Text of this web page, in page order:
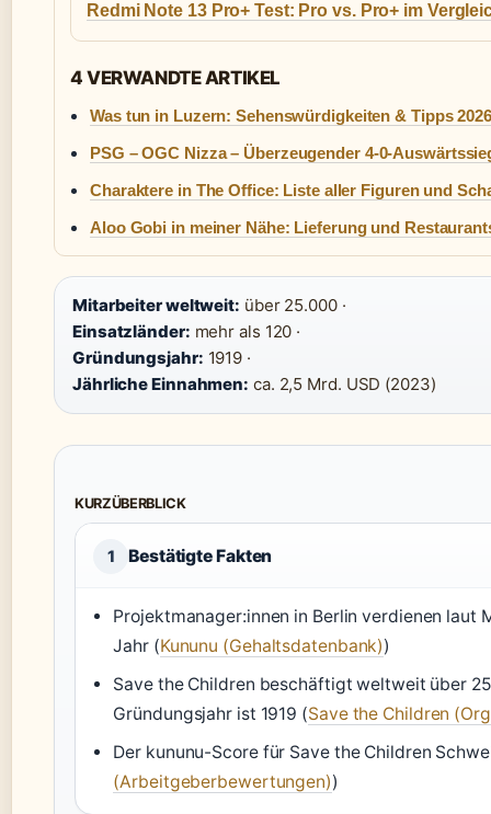
Redmi Note 13 Pro+ Test: Pro vs. Pro+ im
4 VERWANDTE ARTIKEL
Was tun in Luzern: Sehenswürdigkeiten & Tipps 2026
PSG – OGC Nizza – Überzeugender 4-0-
Charaktere in The Office: Liste aller Figuren und
Aloo Gobi in meiner Nähe: Lieferung und
Mitarbeiter weltweit: über 25.000 ·
Einsatzländer: mehr als 120 ·
Gründungsjahr: 1919 ·
Jährliche Einnahmen: ca. 2,5 Mrd. USD (2023)
KURZÜBERBLICK
1 Bestätigte Fakten
Projektmanager:innen in Berlin verdienen
Jahr (Kununu (Gehaltsdatenbank))
Save the Children beschäftigt weltweit über
Gründungsjahr ist 1919 (Save the Children
Der kununu-Score für Save the Children
(Arbeitgeberbewertungen))